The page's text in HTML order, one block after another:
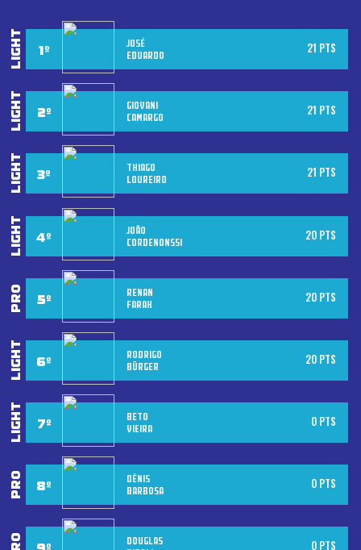
JOSÉ
EDUARDO
21 PTS
GIOVANI
CAMARGO
21 PTS
THIAGO
LOUREIRO
21 PTS
JOÃO
CORDENONSSI
20 PTS
RENAN
FARAH
20 PTS
RODRIGO
BÜRGER
20 PTS
BETO
VIEIRA
0 PTS
DÊNIS
BARBOSA
0 PTS
DOUGLAS
0 PTS